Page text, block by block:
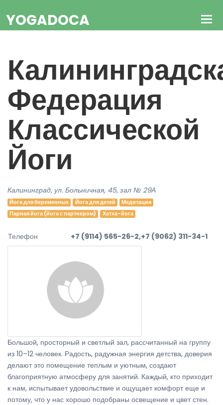
YOGADOCA
Федерация
Классической
Йоги
Калининград, ул. Больничная, 45, зал № 29А
Йога для беременных Йога для детей
Медитация
Парная йога (йога с партнером)
Хатха-йога
Телефон +7 (9114) 565-26-2,+7 (9062) 311-34-1
Большой, просторный и светлый зал, рассчитанный на группу
из 10–12 человек. Радость, радужная энергия детства, доверия
делают это помещение теплым и уютным, создают
благоприятную атмосферу для занятий. Каждый, кто приходит
к нам, испытывает удовольствие и ощущает комфорт еще и
потому, что у нас хорошо подобраны освещение и цвет стен.